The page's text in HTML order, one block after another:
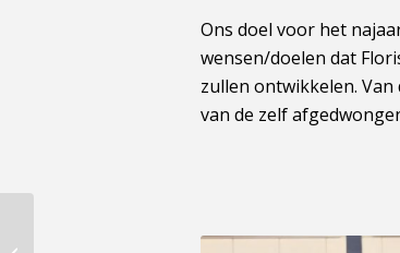
Ons doel voor het
wensen/doelen dat
zullen ontwikkelen.
van de zelf